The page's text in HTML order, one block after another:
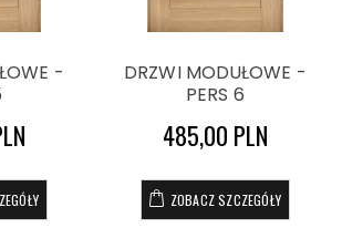
-
DRZWI MODUŁOWE -
PERS 6
485,00 PLN
ZOBACZ SZCZEGÓŁY